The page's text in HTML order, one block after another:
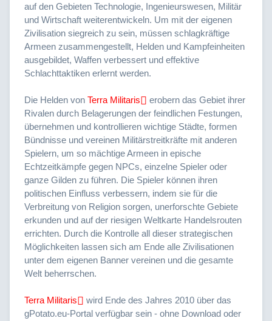
auf den Gebieten Technologie, Ingenieurswesen, Militär
und Wirtschaft weiterentwickeln. Um mit der eigenen
Zivilisation siegreich zu sein, müssen schlagkräftige
Armeen zusammengestellt, Helden und Kampfeinheiten
ausgebildet, Waffen verbessert und effektive
Schlachttaktiken erlernt werden.
Die Helden von Terra Militaris
erobern das Gebiet ihrer
Rivalen durch Belagerungen der feindlichen Festungen,
übernehmen und kontrollieren wichtige Städte, formen
Bündnisse und vereinen Militärstreitkräfte mit anderen
Spielern, um so mächtige Armeen in epische
Echtzeitkämpfe gegen NPCs, einzelne Spieler oder
ganze Gilden zu führen. Die Spieler können ihren
politischen Einfluss verbessern, indem sie für die
Verbreitung von Religion sorgen, unerforschte Gebiete
erkunden und auf der riesigen Weltkarte Handelsrouten
errichten. Durch die Kontrolle all dieser strategischen
Möglichkeiten lassen sich am Ende alle Zivilisationen
unter dem eigenen Banner vereinen und die gesamte
Welt beherrschen.
Terra Militaris
wird Ende des Jahres 2010 über das
gPotato.eu-Portal verfügbar sein - ohne Download oder